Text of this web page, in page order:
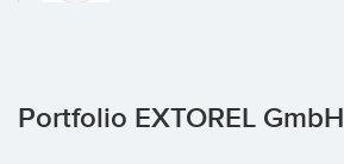
Kai Linde
Portfolio EXTOREL GmbH